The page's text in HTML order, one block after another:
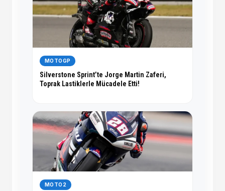
MOTOGP
Silverstone Sprint’te Jorge Martin Zaferi,
Toprak Lastiklerle Mücadele Etti!
MOTO2